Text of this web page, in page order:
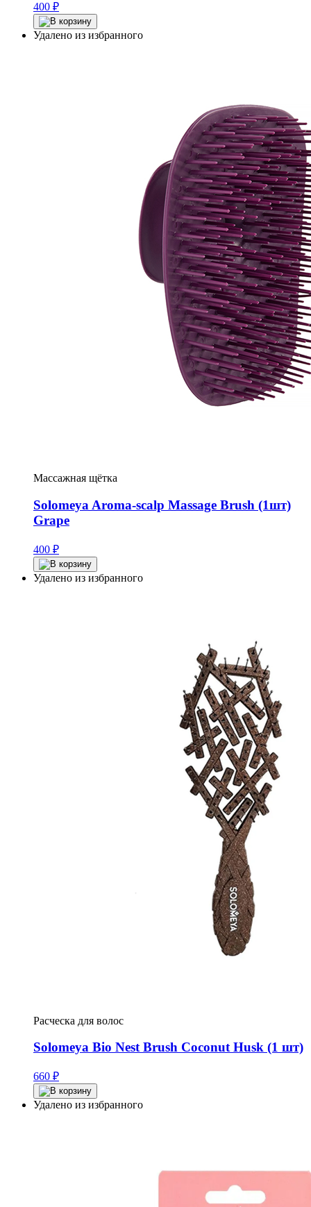
400 ₽
Удалено из избранного
Массажная щётка
Solomeya Aroma-scalp Massage Brush (1шт)
Grape
400 ₽
Удалено из избранного
Расческа для волос
Solomeya Bio Nest Brush Coconut Husk (1 шт)
660 ₽
Удалено из избранного